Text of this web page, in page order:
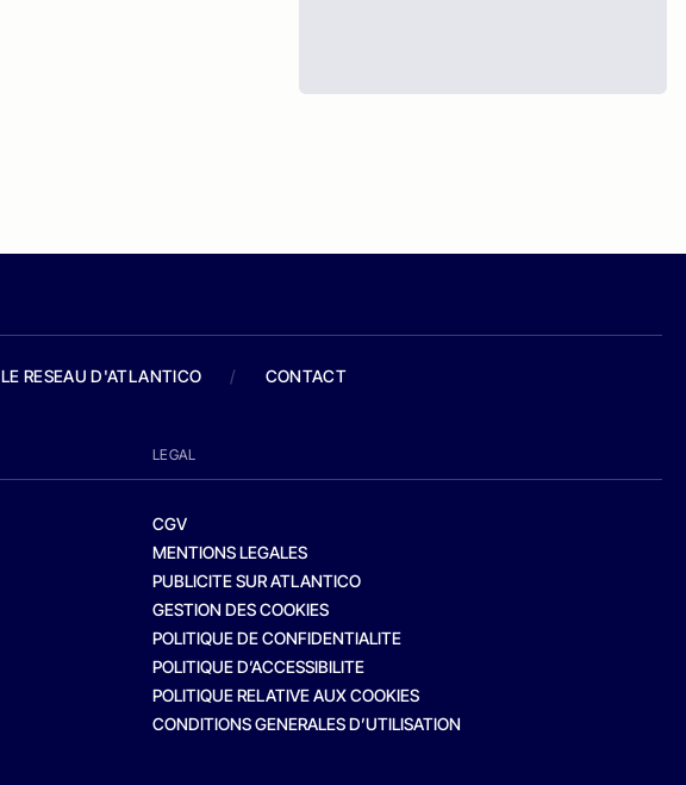
LE RESEAU D'ATLANTICO / CONTACT
LEGAL
CGV
MENTIONS LEGALES
PUBLICITE SUR ATLANTICO
GESTION DES COOKIES
POLITIQUE DE CONFIDENTIALITE
POLITIQUE D’ACCESSIBILITE
POLITIQUE RELATIVE AUX COOKIES
CONDITIONS GENERALES D’UTILISATION